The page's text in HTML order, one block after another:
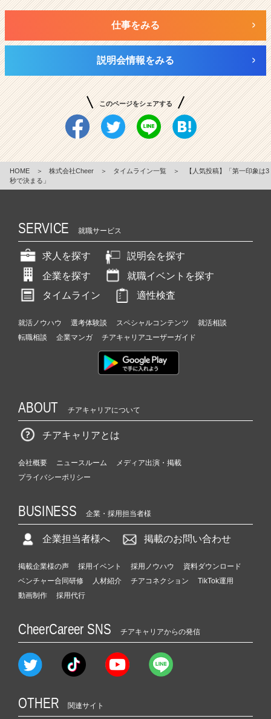
仕事をみる
説明会情報をみる
このページをシェアする
HOME ＞ 株式会社Cheer ＞ タイムライン一覧 ＞
【人気投稿】「第一印象は3
秒で決まる」
SERVICE 就職サービス
求人を探す
説明会を探す
企業を探す
就職イベントを探す
タイムライン
適性検査
就活ノウハウ 選考体験談 スペシャルコンテンツ
就活相談
転職相談
企業マンガ チアキャリアユーザーガイド
ABOUT チアキャリアについて
チアキャリアとは
会社概要 ニュースルーム
メディア出演・掲載
プライバシーポリシー
BUSINESS 企業・採用担当者様
企業担当者様へ 掲載のお問い合わせ
掲載企業様の声 採用イベント 採用ノウハウ
資料ダウンロード
ベンチャー合同研修
人材紹介 チアコネクション
TikTok運用
動画制作
採用代行
CheerCareer SNS チアキャリアからの発信
OTHER 関連サイト